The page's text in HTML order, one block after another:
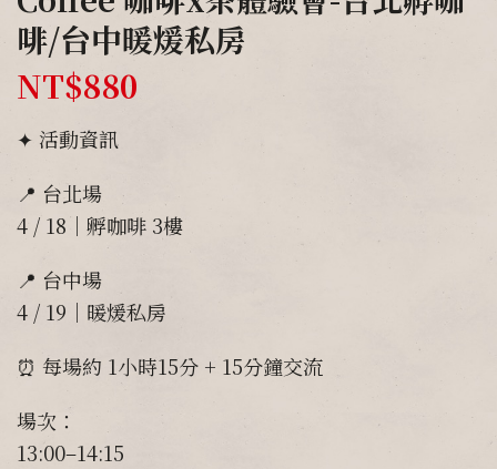
啡/台中暖煖私房
NT$880
✦ 活動資訊
📍 台北場
4 / 18｜孵咖啡 3樓
📍 台中場
4 / 19｜暖煖私房
⏰ 每場約 1小時15分 + 15分鐘交流
場次：
13:00–14:15